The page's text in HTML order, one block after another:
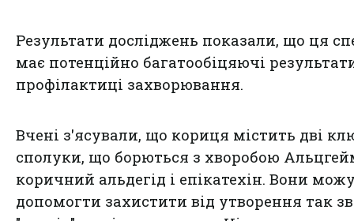
Результати досліджень показали, що ця
має потенційно багатообіцяючі
профілактиці захворювання.
Вчені з'ясували, що кориця містить дві
сполуки, що борються з хворобою
коричний альдегід і епікатехін. Вони
допомогти захистити від утворення так